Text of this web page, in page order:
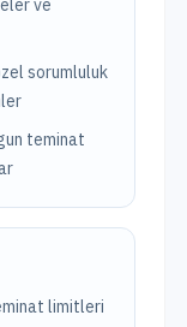
ve
sorumluluk
teminat
limitleri